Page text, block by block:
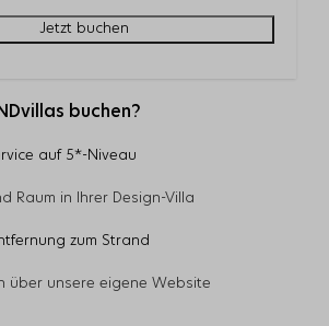
Jetzt buchen
buchen?
auf 5*-Niveau
Raum in Ihrer Design-Villa
zum Strand
über unsere eigene Website